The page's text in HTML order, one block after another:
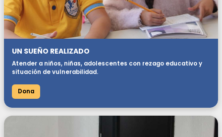
UN SUEÑO REALIZADO
Atender a niños, niñas, adolescentes con rezago educativo y
situación de vulnerabilidad.
Dona